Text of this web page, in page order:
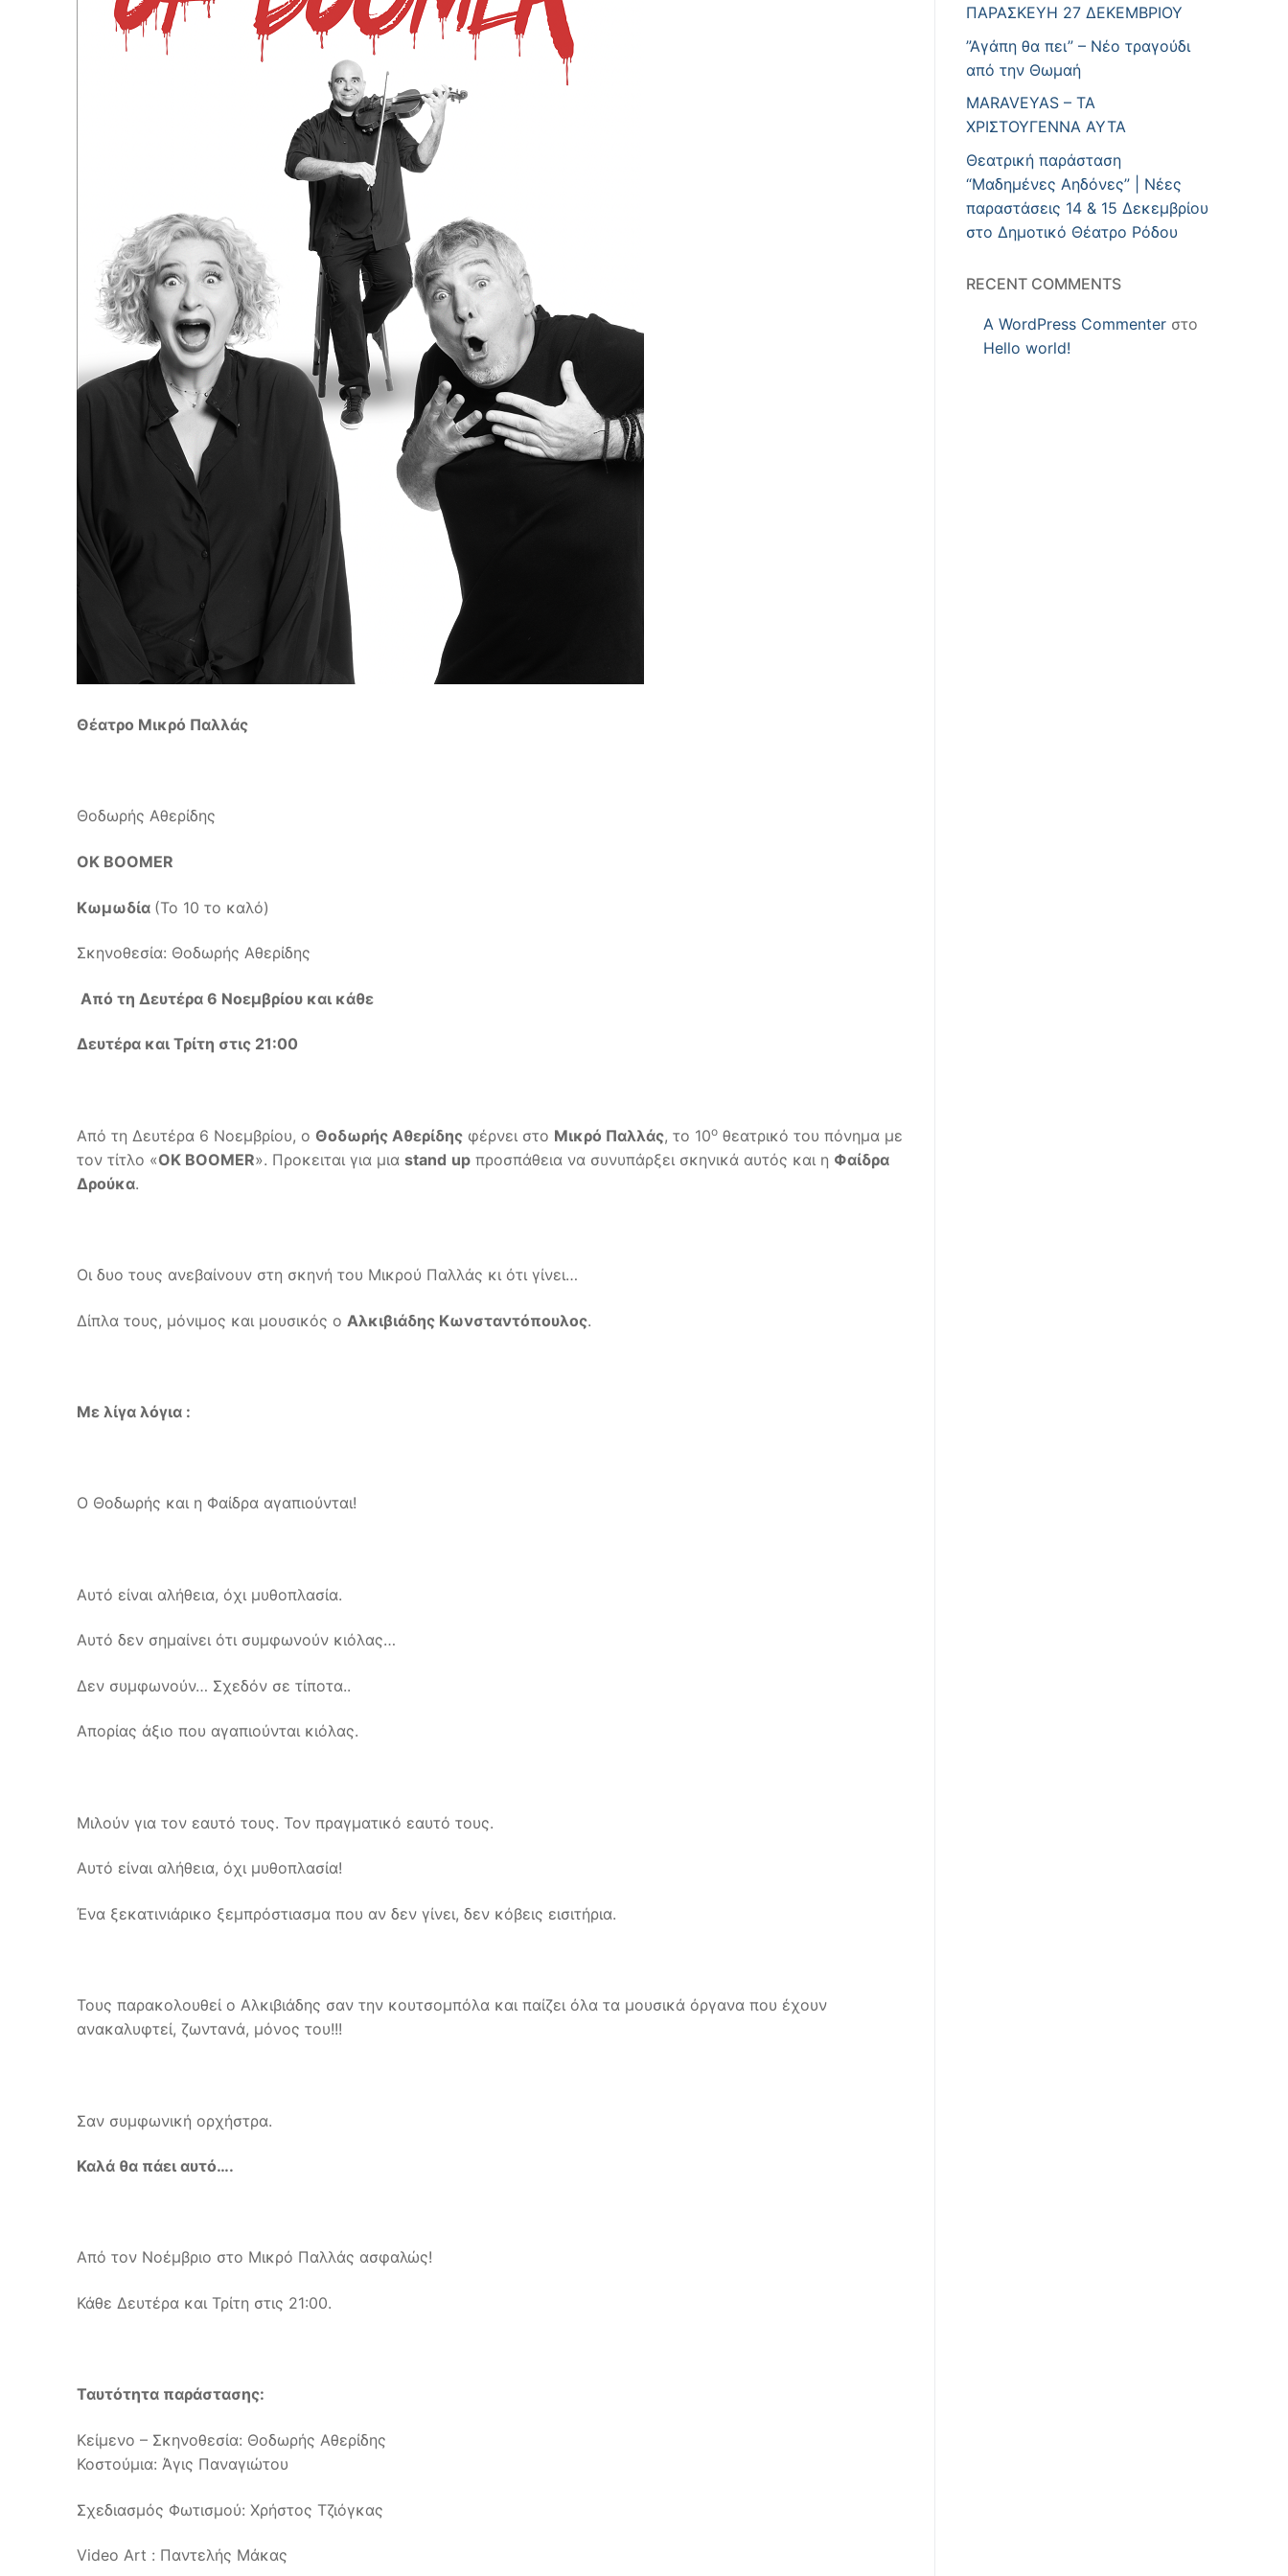
Θέατρο Μικρό Παλλάς
Θοδωρής Αθερίδης
ΟΚ BOOMER
Κωμωδία (Το 10 το καλό)
Σκηνοθεσία: Θοδωρής Αθερίδης
Από τη Δευτέρα 6 Νοεμβρίου και κάθε
Δευτέρα και Τρίτη στις 21:00
Από τη Δευτέρα 6 Νοεμβρίου, ο Θοδωρής Αθερίδης φέρνει στο Μικρό Παλλάς, το 10ο θεατρικό του πόνημα με
τον τίτλο «ΟΚ BOOMER». Προκειται για μια stand up προσπάθεια να συνυπάρξει σκηνικά αυτός και η Φαίδρα
Δρούκα.
Οι δυο τους ανεβαίνουν στη σκηνή του Μικρού Παλλάς κι ότι γίνει…
Δίπλα τους, μόνιμος και μουσικός ο Αλκιβιάδης Κωνσταντόπουλος.
Με λίγα λόγια :
Ο Θοδωρής και η Φαίδρα αγαπιούνται!
Αυτό είναι αλήθεια, όχι μυθοπλασία.
Αυτό δεν σημαίνει ότι συμφωνούν κιόλας…
Δεν συμφωνούν… Σχεδόν σε τίποτα..
Απορίας άξιο που αγαπιούνται κιόλας.
Μιλούν για τον εαυτό τους. Τον πραγματικό εαυτό τους.
Αυτό είναι αλήθεια, όχι μυθοπλασία!
Ένα ξεκατινιάρικο ξεμπρόστιασμα που αν δεν γίνει, δεν κόβεις εισιτήρια.
Τους παρακολουθεί ο Αλκιβιάδης σαν την κουτσομπόλα και παίζει όλα τα μουσικά όργανα που έχουν
ανακαλυφτεί, ζωντανά, μόνος του!!!
Σαν συμφωνική ορχήστρα.
Καλά θα πάει αυτό….
Από τον Νοέμβριο στο Μικρό Παλλάς ασφαλώς!
Κάθε Δευτέρα και Τρίτη στις 21:00.
Ταυτότητα παράστασης:
Κείμενο – Σκηνοθεσία: Θοδωρής Αθερίδης
Κοστούμια: Άγις Παναγιώτου
Σχεδιασμός Φωτισμού: Χρήστος Τζιόγκας
Video Art : Παντελής Μάκας
ΠΑΡΑΣΚΕΥΗ 27 ΔΕΚΕΜΒΡΙΟΥ
”Αγάπη θα πει” – Νέο τραγούδι
από την Θωμαή
MARAVEYAS – ΤΑ
ΧΡΙΣΤΟΥΓΕΝΝΑ ΑΥΤΑ
Θεατρική παράσταση
“Μαδημένες Αηδόνες” | Νέες
παραστάσεις 14 & 15 Δεκεμβρίου
στο Δημοτικό Θέατρο Ρόδου
RECENT COMMENTS
A WordPress Commenter στο
Hello world!